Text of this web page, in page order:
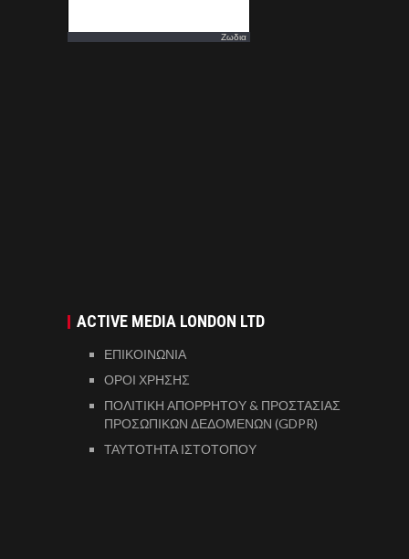
Ζωδια
ACTIVE MEDIA LONDON LTD
ΕΠΙΚΟΙΝΩΝΙΑ
ΟΡΟΙ ΧΡΗΣΗΣ
ΠΟΛΙΤΙΚΗ ΑΠΟΡΡΗΤΟΥ & ΠΡΟΣΤΑΣΙΑΣ
ΠΡΟΣΩΠΙΚΩΝ ΔΕΔΟΜΕΝΩΝ (GDPR)
ΤΑΥΤΟΤΗΤΑ ΙΣΤΟΤΟΠΟΥ